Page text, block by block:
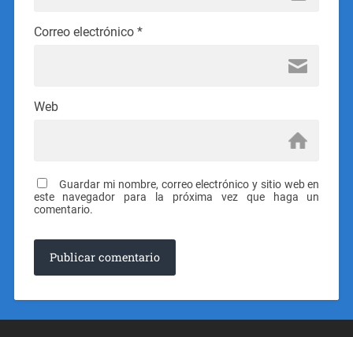
Correo electrónico *
Web
Guardar mi nombre, correo electrónico y sitio web en
este navegador para la próxima vez que haga un
comentario.